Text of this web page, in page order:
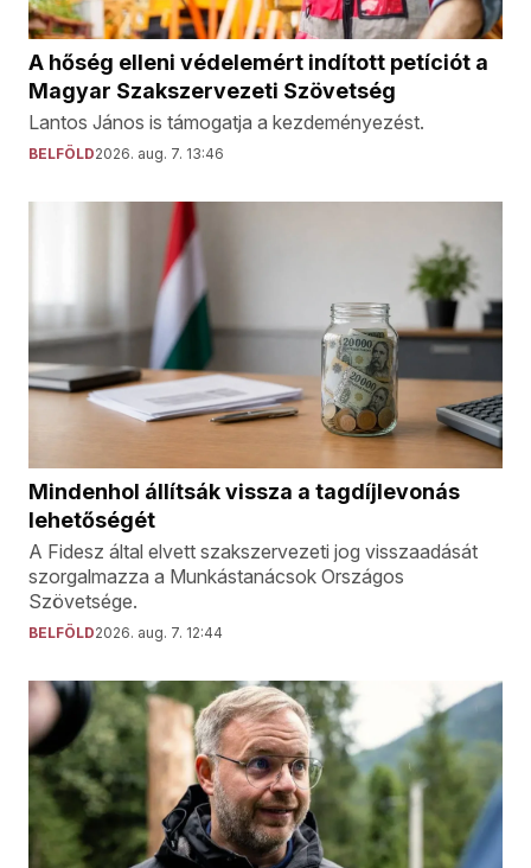
A hőség elleni védelemért indított petíciót a
Magyar Szakszervezeti Szövetség
Lantos János is támogatja a kezdeményezést.
BELFÖLD2026. aug. 7. 13:46
Mindenhol állítsák vissza a tagdíjlevonás
lehetőségét
A Fidesz által elvett szakszervezeti jog visszaadását
szorgalmazza a Munkástanácsok Országos
Szövetsége.
BELFÖLD2026. aug. 7. 12:44